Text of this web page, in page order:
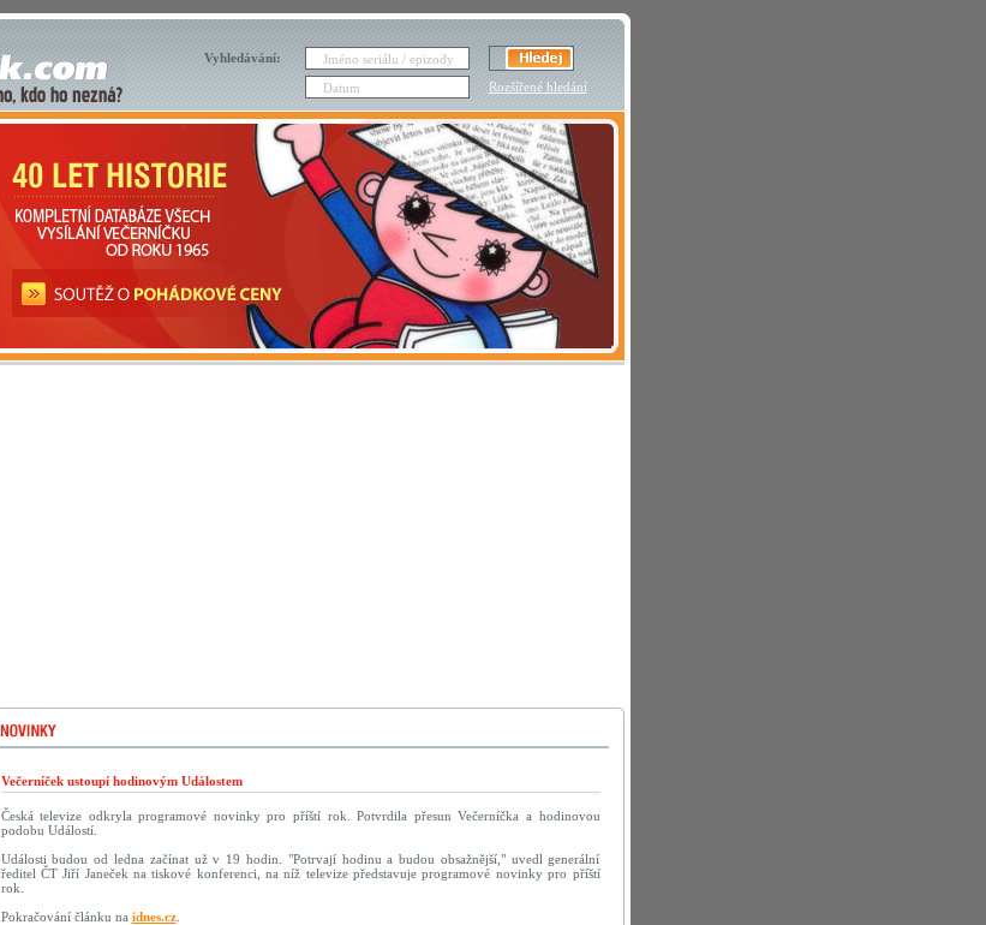
Vyhledávání:
Rozšířené hledání
Večerníček ustoupí hodinovým Událostem
Česká televize odkryla programové novinky pro příští rok. Potvrdila přesun Večerníčka a hodinovou
podobu Událostí.
Události budou od ledna začínat už v 19 hodin. "Potrvají hodinu a budou obsažnější," uvedl generální
ředitel ČT Jiří Janeček na tiskové konferenci, na níž televize představuje programové novinky pro příští
rok.
Pokračování článku na idnes.cz.